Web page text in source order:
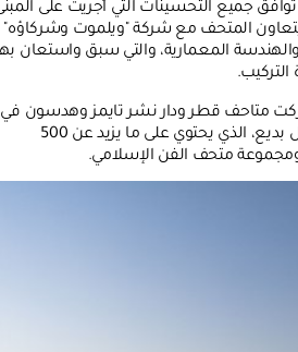
جميع التحسينات التي أُجريت على
المتحف مع شركة "ويلموت وشركاؤه"
المعمارية، والتي سبق واستعان
متاحف قطر ودار نشر تايمز وهدسون في
نشر الكتالوج المصور بشكل بديع، الذي يحتوي على ما يزيد عن 500
متحف الفن الإسلامي.